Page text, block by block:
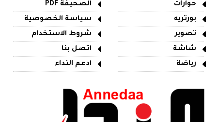
حوارات
بورتريه
تصوير
شاشة
رياضة
الصحيفة PDF
سياسة الخصوصية
شروط الاستخدام
اتصل بنا
ادعم النداء